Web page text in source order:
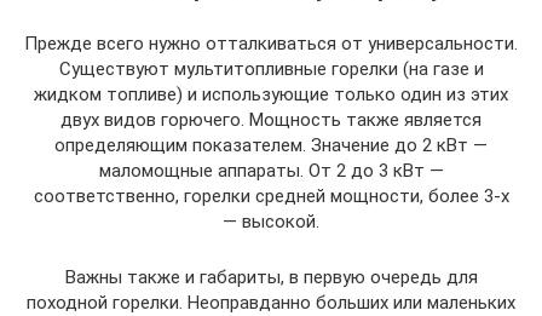
Прежде всего нужно отталкиваться от универсальности.
Существуют мультитопливные горелки (на газе и
жидком топливе) и использующие только один из этих
двух видов горючего. Мощность также является
определяющим показателем. Значение до 2 кВт —
маломощные аппараты. От 2 до 3 кВт —
соответственно, горелки средней мощности, более 3-х
— высокой.
Важны также и габариты, в первую очередь для
походной горелки. Неоправданно больших или маленьких